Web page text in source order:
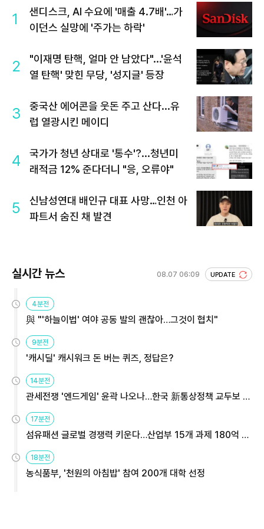
1
샌디스크, AI 수요에 '매출 4.7배'…가
이던스 실망에 '주가는 하락'
2
"이재명 탄핵, 얼마 안 남았다"...'윤석
열 탄핵' 맞힌 무당, '성지글' 등장
3
중국산 에어콘을 웃돈 주고 산다...유
럽 열광시킨 메이디
4
국가가 청년 상대로 '통수'?...청년미
래적금 12% 준다더니 "응, 오류야"
5
신남성연대 배인규 대표 사망…인천 아
파트서 숨진 채 발견
실시간 뉴스 08.07 06:09 UPDATE
4분전
與 "'하늘이법' 여야 공동 발의 괜찮아…그것이 협치"
9분전
'캐시딜' 캐시워크 돈 버는 퀴즈, 정답은?
14분전
관세전쟁 '엔드게임' 윤곽 나오나…한국 新통상정책 교두보 활
17분전
섬유패션 글로벌 경쟁력 키운다…산업부 15개 과제 180억 지
18분전
농식품부, '천원의 아침밥' 참여 200개 대학 선정